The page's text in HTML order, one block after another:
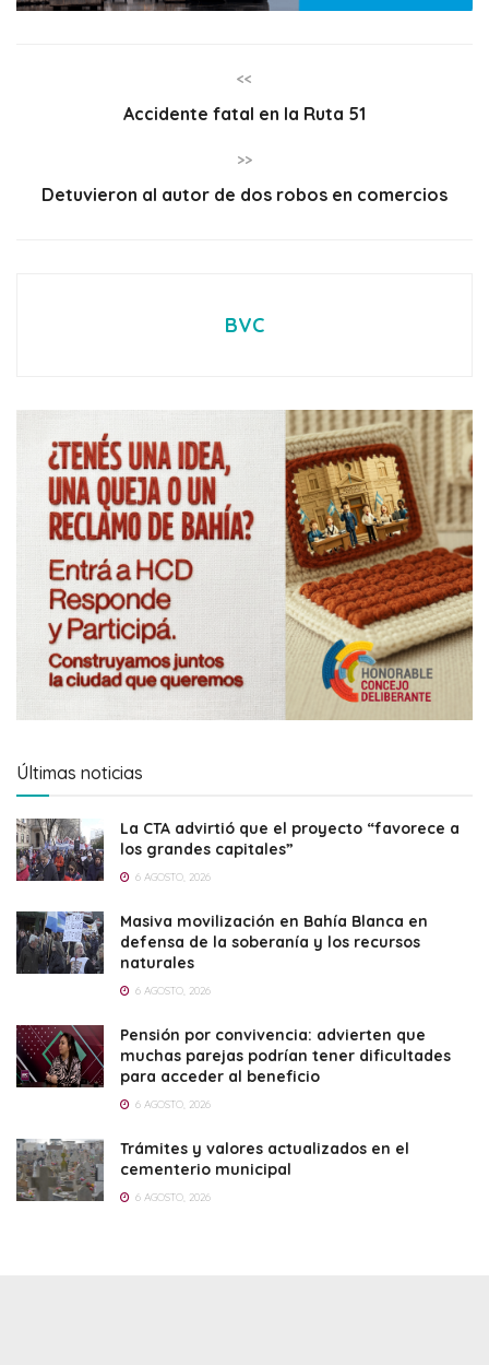
<<
Accidente fatal en la Ruta 51
>>
Detuvieron al autor de dos robos en comercios
BVC
Últimas noticias
La CTA advirtió que el proyecto “favorece a
los grandes capitales”
6 AGOSTO, 2026
Masiva movilización en Bahía Blanca en
defensa de la soberanía y los recursos
naturales
6 AGOSTO, 2026
Pensión por convivencia: advierten que
muchas parejas podrían tener dificultades
para acceder al beneficio
6 AGOSTO, 2026
Trámites y valores actualizados en el
cementerio municipal
6 AGOSTO, 2026